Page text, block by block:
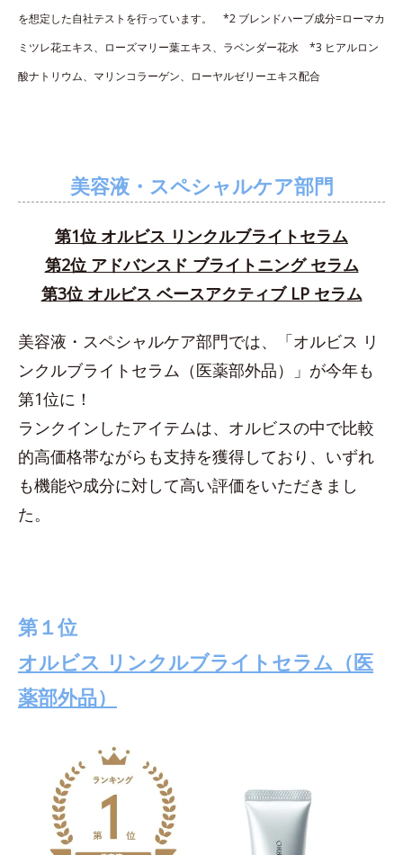
を想定した自社テストを行っています。 *2 ブレンドハーブ成分=ローマカ
ミツレ花エキス、ローズマリー葉エキス、ラベンダー花水 *3 ヒアルロン
酸ナトリウム、マリンコラーゲン、ローヤルゼリーエキス配合
美容液・スペシャルケア部門
第1位 オルビス リンクルブライトセラム
第2位 アドバンスド ブライトニング セラム
第3位 オルビス ベースアクティブ LP セラム
美容液・スペシャルケア部門では、「オルビス リ
ンクルブライトセラム（医薬部外品）」が今年も
第1位に！
ランクインしたアイテムは、オルビスの中で比較
的高価格帯ながらも支持を獲得しており、いずれ
も機能や成分に対して高い評価をいただきまし
た。
第１位
オルビス リンクルブライトセラム （医
薬部外品）